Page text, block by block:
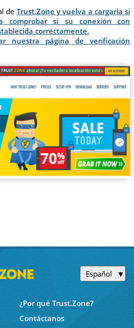
de Trust.Zone y vuelva a cargarla si
comprobar si su conexión con
correctamente.
nuestra página de verificación
TRUST.ZONE ahora! ¡Tu verdadera localización está oculta!
Español
¿Por qué Trust.Zone?
Contáctanos